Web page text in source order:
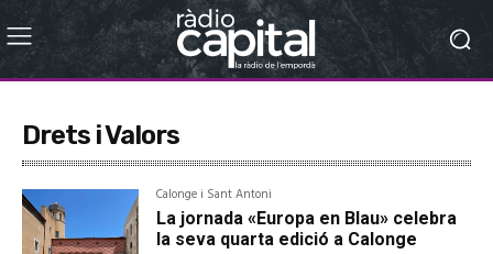
Drets i Valors
Calonge i Sant Antoni
La jornada «Europa en Blau» celebra
la seva quarta edició a Calonge